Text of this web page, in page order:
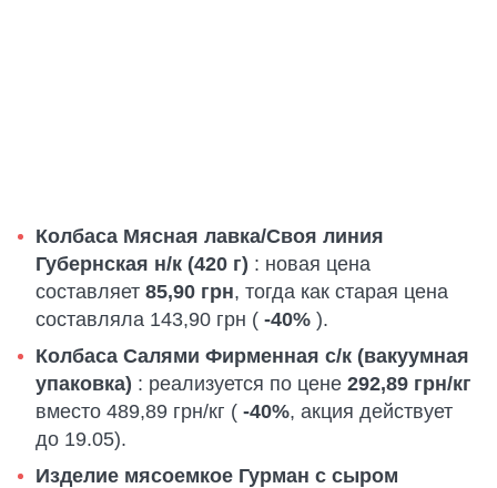
Колбаса Мясная лавка/Своя линия
Губернская н/к (420 г) : новая цена
составляет 85,90 грн, тогда как старая цена
составляла 143,90 грн ( -40% ).
Колбаса Салями Фирменная с/к (вакуумная
упаковка) : реализуется по цене 292,89 грн/кг
вместо 489,89 грн/кг ( -40%, акция действует
до 19.05).
Изделие мясоемкое Гурман с сыром